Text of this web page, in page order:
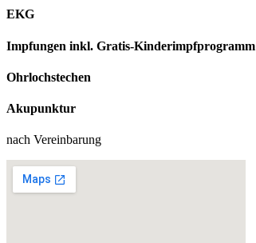
EKG
Impfungen inkl. Gratis-Kinderimpfprogramm
Ohrlochstechen
Akupunktur
nach Vereinbarung